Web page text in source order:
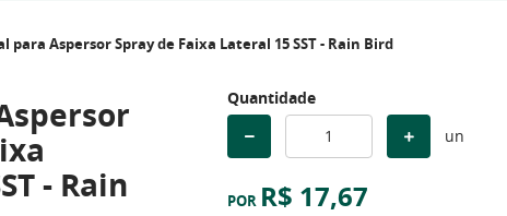
para Aspersor Spray de Faixa Lateral 15 SST - Rain Bird
- Rain
Quantidade
un
POR R$ 17,67